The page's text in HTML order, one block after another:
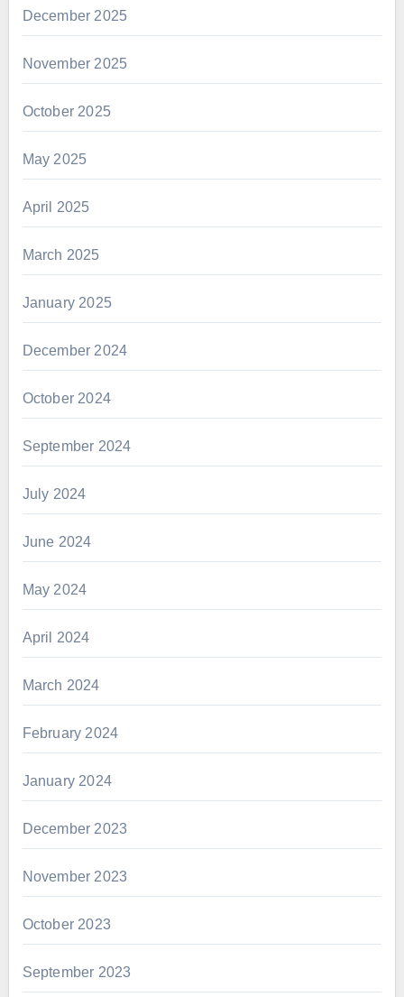
December 2025
November 2025
October 2025
May 2025
April 2025
March 2025
January 2025
December 2024
October 2024
September 2024
July 2024
June 2024
May 2024
April 2024
March 2024
February 2024
January 2024
December 2023
November 2023
October 2023
September 2023